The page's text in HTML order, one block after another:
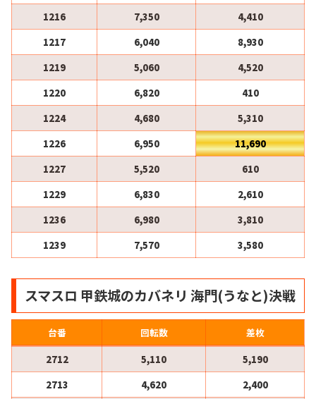
1216
7,350
4,410
1217
6,040
8,930
1219
5,060
4,520
1220
6,820
410
1224
4,680
5,310
1226
6,950
11,690
1227
5,520
610
1229
6,830
2,610
1236
6,980
3,810
1239
7,570 3,580
スマスロ 甲鉄城のカバネリ 海門(うなと)決戦
台番 回転数
差枚
2712
5,110
5,190
2713
4,620 2,400